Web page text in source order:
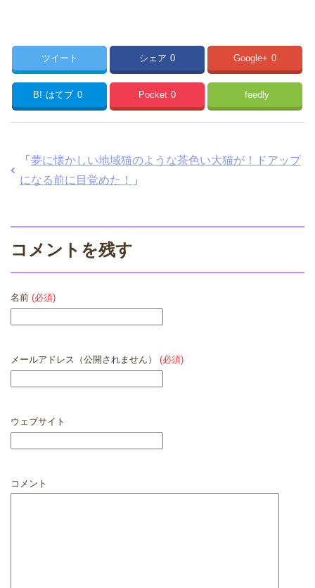
ツイート シェア 0 Google+ 0
B! はてブ 0 Pocket 0 feedly
「 夢に懐かしい地域猫のような茶色い大猫が！ドアップ
になる前に目覚めた！
」
コメントを残す
名前 (必須)
メールアドレス（公開されません） (必須)
ウェブサイト
コメント